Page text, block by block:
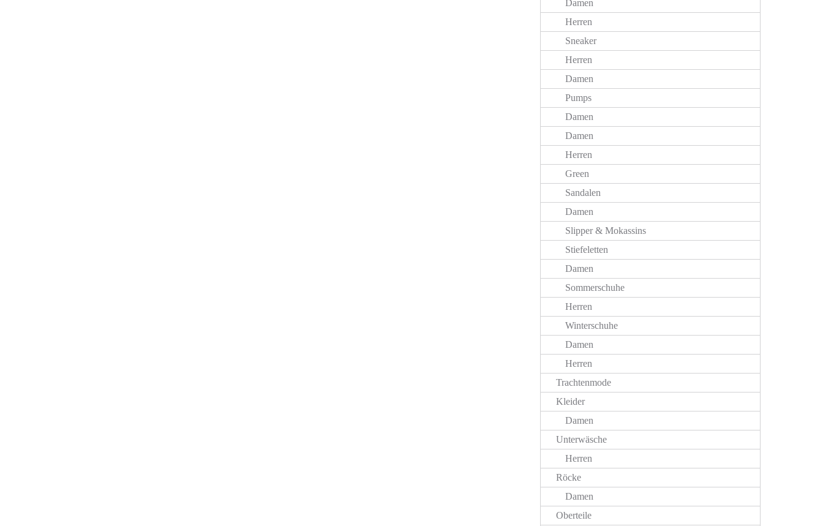
Damen
Herren
Sneaker
Herren
Damen
Pumps
Damen
Damen
Herren
Green
Sandalen
Damen
Slipper & Mokassins
Stiefeletten
Damen
Sommerschuhe
Herren
Winterschuhe
Damen
Herren
Trachtenmode
Kleider
Damen
Unterwäsche
Herren
Röcke
Damen
Oberteile